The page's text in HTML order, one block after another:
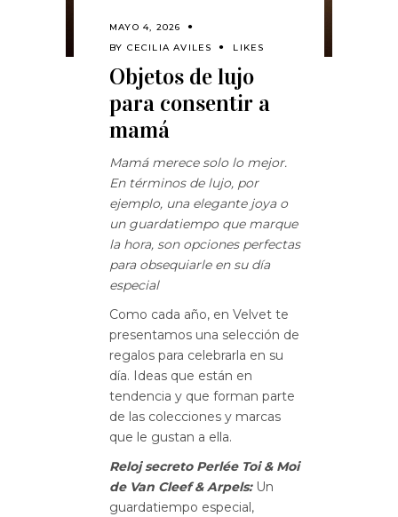
MAYO 4, 2026
BY CECILIA AVILES LIKES
Objetos de lujo
para consentir a
mamá
Mamá merece solo lo mejor.
En términos de lujo, por
ejemplo, una elegante joya o
un guardatiempo que marque
la hora, son opciones perfectas
para obsequiarle en su día
especial
Como cada año, en Velvet te
presentamos una selección de
regalos para celebrarla en su
día. Ideas que están en
tendencia y que forman parte
de las colecciones y marcas
que le gustan a ella.
Reloj secreto Perlée Toi& Moi
de Van Cleef & Arpels: Un
guardatiempo especial,